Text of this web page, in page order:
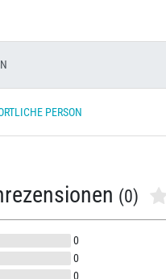
PERSON
(0)
0
0
0